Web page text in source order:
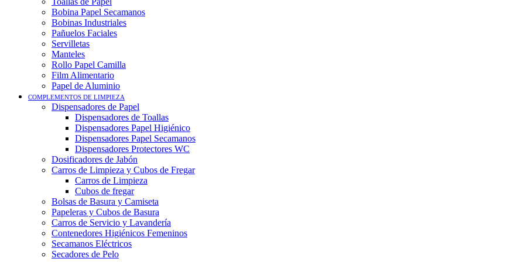
Bobina Papel Secamanos
Bobinas Industriales
Pañuelos Faciales
Servilletas
Manteles
Rollo Papel Camilla
Film Alimentario
Papel de Aluminio
COMPLEMENTOS DE LIMPIEZA
Dispensadores de Papel
Dispensadores de Toallas
Dispensadores Papel Higiénico
Dispensadores Papel Secamanos
Dispensadores Protectores WC
Dosificadores de Jabón
Carros de Limpieza y Cubos de Fregar
Carros de Limpieza
Cubos de fregar
Bolsas de Basura y Camiseta
Papeleras y Cubos de Basura
Carros de Servicio y Lavandería
Contenedores Higiénicos Femeninos
Secamanos Eléctricos
Secadores de Pelo